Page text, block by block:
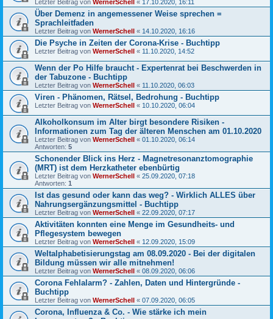
Letzter Beitrag von WernerSchell « 17.10.2020, 16:11
Über Demenz in angemessener Weise sprechen =
Sprachleitfaden
Letzter Beitrag von WernerSchell « 14.10.2020, 16:16
Die Psyche in Zeiten der Corona-Krise - Buchtipp
Letzter Beitrag von WernerSchell « 11.10.2020, 14:52
Wenn der Po Hilfe braucht - Expertenrat bei Beschwerden in
der Tabuzone - Buchtipp
Letzter Beitrag von WernerSchell « 11.10.2020, 06:03
Viren - Phänomen, Rätsel, Bedrohung - Buchtipp
Letzter Beitrag von WernerSchell « 10.10.2020, 06:04
Alkoholkonsum im Alter birgt besondere Risiken -
Informationen zum Tag der älteren Menschen am 01.10.2020
Letzter Beitrag von WernerSchell « 01.10.2020, 06:14
Antworten: 5
Schonender Blick ins Herz - Magnetresonanztomographie
(MRT) ist dem Herzkatheter ebenbürtig
Letzter Beitrag von WernerSchell « 25.09.2020, 07:18
Antworten: 1
Ist das gesund oder kann das weg? - Wirklich ALLES über
Nahrungsergänzungsmittel - Buchtipp
Letzter Beitrag von WernerSchell « 22.09.2020, 07:17
Aktivitäten konnten eine Menge im Gesundheits- und
Pflegesystem bewegen
Letzter Beitrag von WernerSchell « 12.09.2020, 15:09
Weltalphabetisierungstag am 08.09.2020 - Bei der digitalen
Bildung müssen wir alle mitnehmen!
Letzter Beitrag von WernerSchell « 08.09.2020, 06:06
Corona Fehlalarm? - Zahlen, Daten und Hintergründe -
Buchtipp
Letzter Beitrag von WernerSchell « 07.09.2020, 06:05
Corona, Influenza & Co. - Wie stärke ich mein